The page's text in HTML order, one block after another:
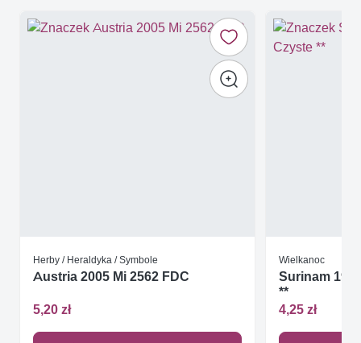
Herby / Heraldyka / Symbole
Austria 2005 Mi 2562 FDC
5,20 zł
Wielkanoc
Surinam
**
4,25 zł